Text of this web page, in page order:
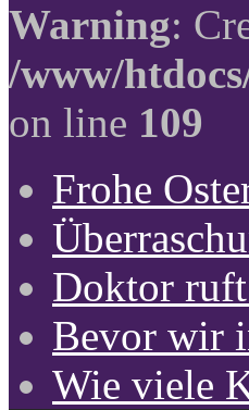
Warning:
/www/
on line 109
Frohe
Doktor
Bevor wir
Wie viele